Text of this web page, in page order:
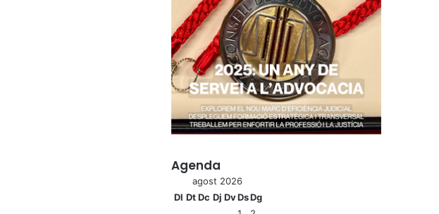
Agenda
agost 2026
Dl Dt Dc Dj DvDsDg